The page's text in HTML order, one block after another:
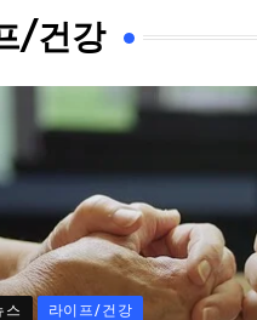
/건강
스 라이프/건강